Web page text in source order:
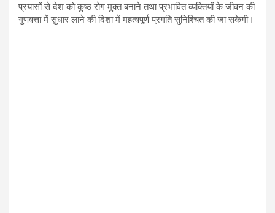
प्रयासों से देश को कुष्ठ रोग मुक्त बनाने तथा प्रभावित व्यक्तियों के जीवन की
गुणवत्ता में सुधार लाने की दिशा में महत्वपूर्ण प्रगति सुनिश्चित की जा सकेगी।